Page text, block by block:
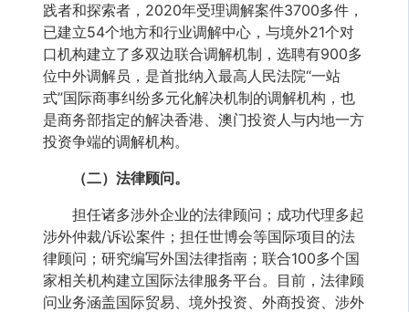
践者和探索者，2020年受理调解案件3700多件，
已建立54个地方和行业调解中心，与境外21个对
口机构建立了多双边联合调解机制，选聘有900多
位中外调解员，是首批纳入最高人民法院“一站
式”国际商事纠纷多元化解决机制的调解机构，也
是商务部指定的解决香港、澳门投资人与内地一方
投资争端的调解机构。
（二）法律顾问。
担任诸多涉外企业的法律顾问；成功代理多起
涉外仲裁/诉讼案件；担任世博会等国际项目的法
律顾问；研究编写外国法律指南；联合100多个国
家相关机构建立国际法律服务平台。目前，法律顾
问业务涵盖国际贸易、境外投资、外商投资、涉外